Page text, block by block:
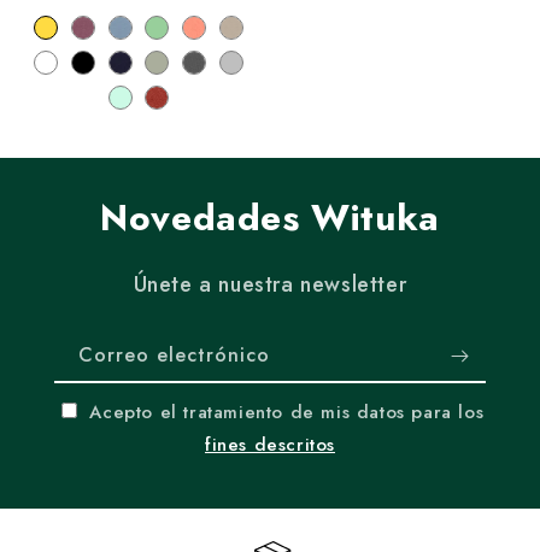
habitual
Novedades Wituka
Únete a nuestra newsletter
Correo electrónico
Acepto el tratamiento de mis datos para los
fines descritos